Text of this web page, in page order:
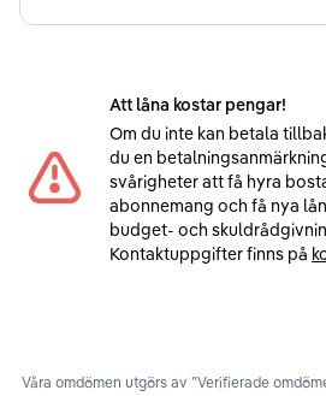
Att låna kostar pengar!
Om du inte kan betala
du en
svårigheter att få hyra
abonnemang och få nya
budget- och
Kontaktuppgifter finns på
Våra omdömen utgörs av ”Verifierade